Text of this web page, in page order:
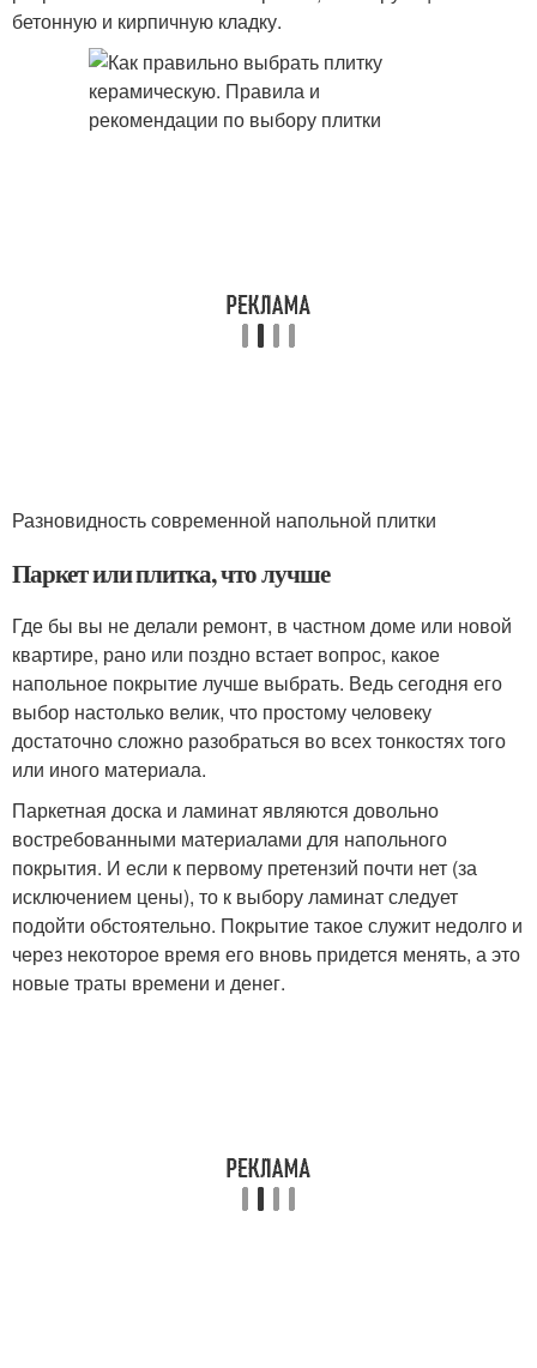
бетонную и кирпичную кладку.
Разновидность современной напольной плитки
Паркет или плитка, что лучше
Где бы вы не делали ремонт, в частном доме или новой
квартире, рано или поздно встает вопрос, какое
напольное покрытие лучше выбрать. Ведь сегодня его
выбор настолько велик, что простому человеку
достаточно сложно разобраться во всех тонкостях того
или иного материала.
Паркетная доска и ламинат являются довольно
востребованными материалами для напольного
покрытия. И если к первому претензий почти нет (за
исключением цены), то к выбору ламинат следует
подойти обстоятельно. Покрытие такое служит недолго и
через некоторое время его вновь придется менять, а это
новые траты времени и денег.